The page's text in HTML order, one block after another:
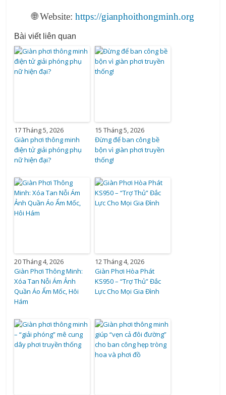
🌐 Website: https://gianphoithongminh.org
Bài viết liên quan
17 Tháng 5, 2026
Giàn phơi thông minh
điện tử giải phóng phụ
nữ hiện đại?
15 Tháng 5, 2026
Đừng để ban công bề
bộn vì giàn phơi truyền
thống!
20 Tháng 4, 2026
Giàn Phơi Thông Minh:
Xóa Tan Nỗi Ám Ảnh
Quần Áo Ẩm Mốc, Hôi
Hám
12 Tháng 4, 2026
Giàn Phơi Hòa Phát
KS950 – “Trợ Thủ” Đắc
Lực Cho Mọi Gia Đình